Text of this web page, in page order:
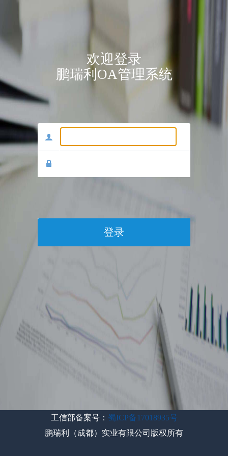
欢迎登录
鹏瑞利OA管理系统
工信部备案号： 蜀ICP备17018935号
鹏瑞利（成都）实业有限公司版权所有